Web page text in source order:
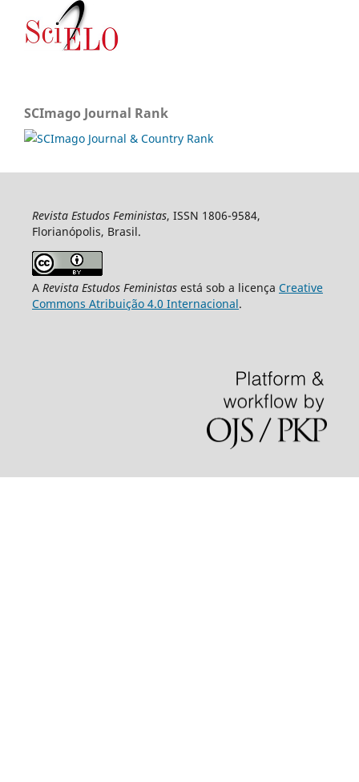
SCImago Journal Rank
Revista Estudos Feministas, ISSN 1806-9584,
Florianópolis, Brasil.
A Revista Estudos Feministasestá sob a licença Creative
Commons Atribuição 4.0 Internacional.